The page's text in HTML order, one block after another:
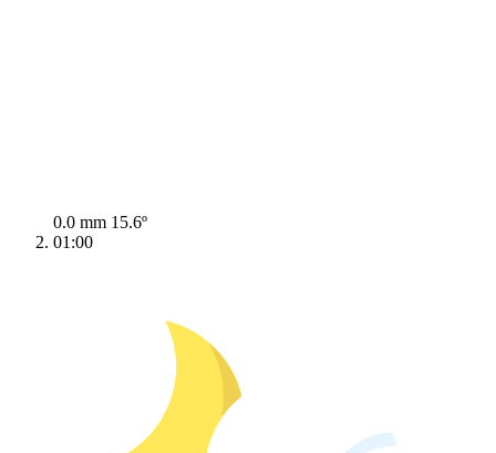
0.0 mm 15.6º
01:00